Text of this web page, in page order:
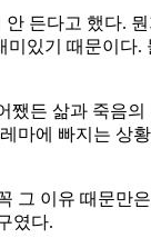
든다고 했다.
있기 때문이
든 삶과 죽음
에 빠지는 상
이유 때문
였다.